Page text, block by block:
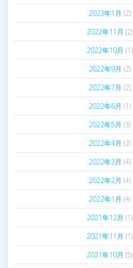
2023年1月 (2)
2022年11月 (2)
2022年10月 (1)
2022年9月 (2)
2022年7月 (2)
2022年6月 (1)
2022年5月 (3)
2022年4月 (2)
2022年3月 (4)
2022年2月 (4)
2022年1月 (4)
2021年12月 (1)
2021年11月 (1)
2021年10月 (5)